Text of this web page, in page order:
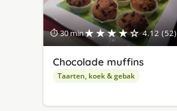
⏱ 30 min★★★★☆ 4.12 (52)
Chocolade muffins
Taarten, koek & gebak